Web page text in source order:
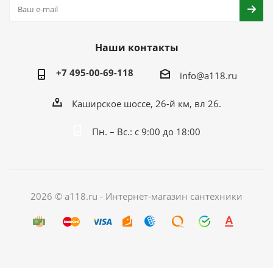
Наши контакты
+7 495-00-69-118 info@a118.ru
Каширское шоссе, 26-й км, вл 26.
Пн. – Вс.: с 9:00 до 18:00
2026 © a118.ru - Интернет-магазин сантехники